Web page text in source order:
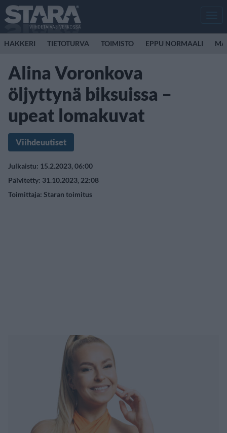
HAKKERI TIETOTURVA TOIMISTO EPPU NORMAALI
Alina Voronkova
öljyttynä biksuissa –
upeat lomakuvat
Viihdeuutiset
Julkaistu: 15.2.2023, 06:00
Päivitetty: 31.10.2023, 22:08
Toimittaja: Staran toimitus